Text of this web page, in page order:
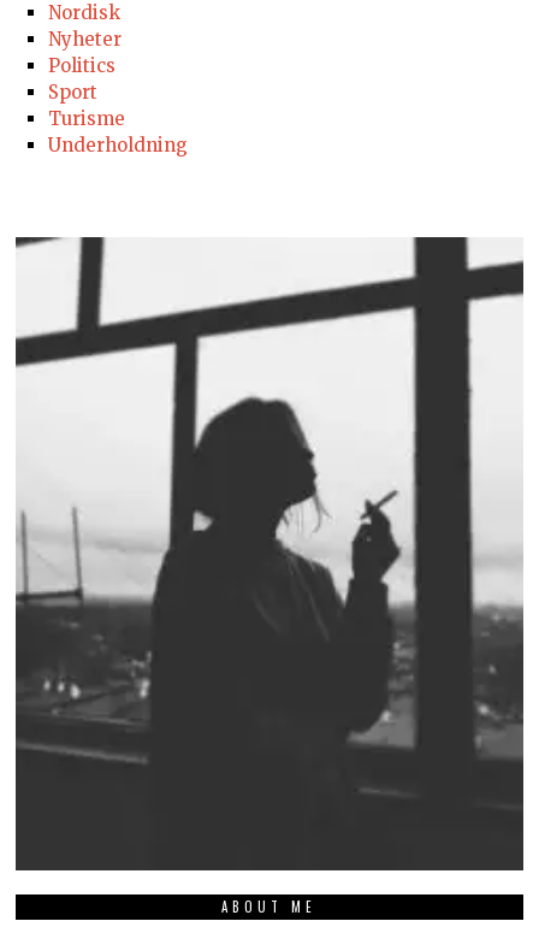
Nordisk
Nyheter
Politics
Sport
Turisme
Underholdning
ABOUT ME